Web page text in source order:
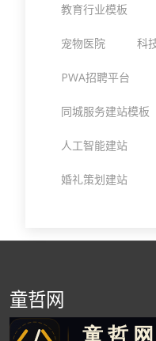
教育行业模板
宠物医院 科
PWA招聘平台
同城服务建站模板
人工智能建站
婚礼策划建站
童哲网